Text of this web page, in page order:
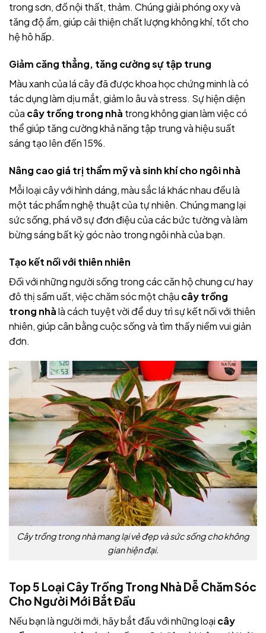
trong sơn, đồ nội thất, thảm. Chúng giải phóng oxy và
tăng độ ẩm, giúp cải thiện chất lượng không khí, tốt cho
hệ hô hấp.
Giảm căng thẳng, tăng cường sự tập trung
Màu xanh của lá cây đã được khoa học chứng minh là có
tác dụng làm dịu mắt, giảm lo âu và stress. Sự hiện diện
của cây trồng trong nhà trong không gian làm việc có
thể giúp tăng cường khả năng tập trung và hiệu suất
sáng tạo lên đến 15%.
Nâng cao giá trị thẩm mỹ và sinh khí cho ngôi nhà
Mỗi loại cây với hình dáng, màu sắc lá khác nhau đều là
một tác phẩm nghệ thuật của tự nhiên. Chúng mang lại
sức sống, phá vỡ sự đơn điệu của các bức tường và làm
bừng sáng bất kỳ góc nào trong ngôi nhà của bạn.
Tạo kết nối với thiên nhiên
Đối với những người sống trong các căn hộ chung cư hay
đô thị sầm uất, việc chăm sóc một chậu cây trồng
trong nhàlà cách tuyệt vời để duy trì sự kết nối với thiên
nhiên, giúp cân bằng cuộc sống và tìm thấy niềm vui giản
đơn.
Cây trồng trong nhà mang lại vẻ đẹp và sức sống cho không
gian hiện đại.
Top 5 Loại Cây Trồng Trong Nhà Dễ Chăm Sóc
Cho Người Mới Bắt Đầu
Nếu bạn là người mới, hãy bắt đầu với những loại cây